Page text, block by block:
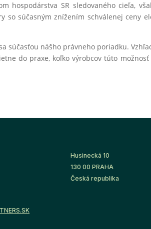
hospodárstva SR sledovaného cieľa,
súčasným znížením schválenej ceny
súčasťou nášho právneho poriadku.
do praxe, koľko výrobcov túto možnosť
Husinecká 10
130 00 PRAHA
Česká republika